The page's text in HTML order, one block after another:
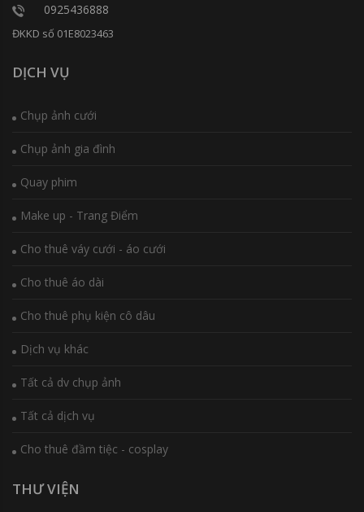
0925436888
ĐKKD số 01E8023463
DỊCH VỤ
Chụp ảnh cưới
Chụp ảnh gia đình
Quay phim
Make up - Trang Điểm
Cho thuê váy cưới - áo cưới
Cho thuê áo dài
Cho thuê phụ kiện cô dâu
Dịch vụ khác
Tất cả dv chụp ảnh
Tất cả dịch vụ
Cho thuê đầm tiệc - cosplay
THƯ VIỆN